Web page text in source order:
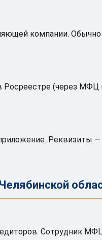
компании.
(через МФЦ
Реквизиты —
Сотрудник